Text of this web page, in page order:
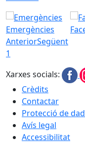
Emergències
AnteriorSegüent
1
Xarxes socials:
Crèdits
Contactar
Protecció de
Avís legal
Accessibilitat